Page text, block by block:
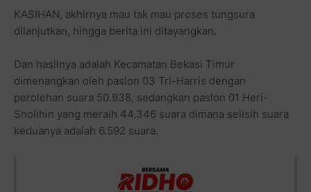
KASIHAN, akhirnya mau tak mau proses tungsura
dilanjutkan, hingga berita ini ditayangkan.
Dan hasilnya adalah Kecamatan Bekasi Timur
dimenangkan oleh paslon 03 Tri-Harris dengan
perolehan suara 50.938, sedangkan paslon 01 Heri-
Sholihin yang meraih 44.346 suara dimana selisih suara
keduanya adalah 6.592 suara.